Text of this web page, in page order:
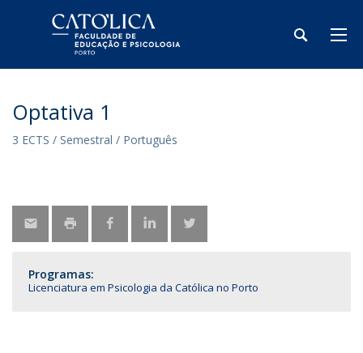
Optativa 1
3 ECTS / Semestral / Português
Programas:
Licenciatura em Psicologia da Católica no Porto